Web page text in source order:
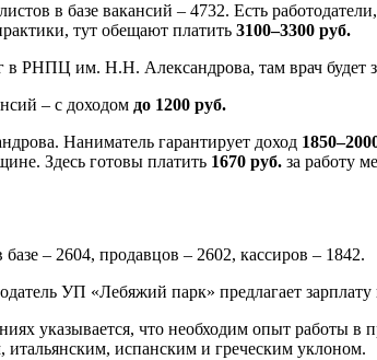
в базе вакансий – 4732. Есть
тут обещают платить 3100–3300 руб.
в РНПЦ им. Н.Н. Александрова, там врач будет
– с доходом до 1200 руб.
Наниматель гарантирует доход
Здесь готовы платить 1670 руб. за работу
– 2604, продавцов – 2602, кассиров – 1842.
УП «Лебяжий парк» предлагает зарплату
указывается, что необходим опыт работы
итальянским, испанским и греческим уклоном.